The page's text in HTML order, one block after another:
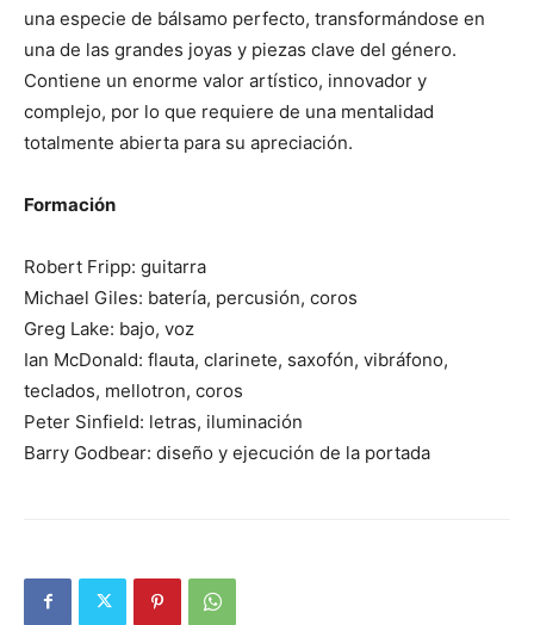
una especie de bálsamo perfecto, transformándose en
una de las grandes joyas y piezas clave del género.
Contiene un enorme valor artístico, innovador y
complejo, por lo que requiere de una mentalidad
totalmente abierta para su apreciación.
Formación
Robert Fripp: guitarra
Michael Giles: batería, percusión, coros
Greg Lake: bajo, voz
Ian McDonald: flauta, clarinete, saxofón, vibráfono,
teclados, mellotron, coros
Peter Sinfield: letras, iluminación
Barry Godbear: diseño y ejecución de la portada